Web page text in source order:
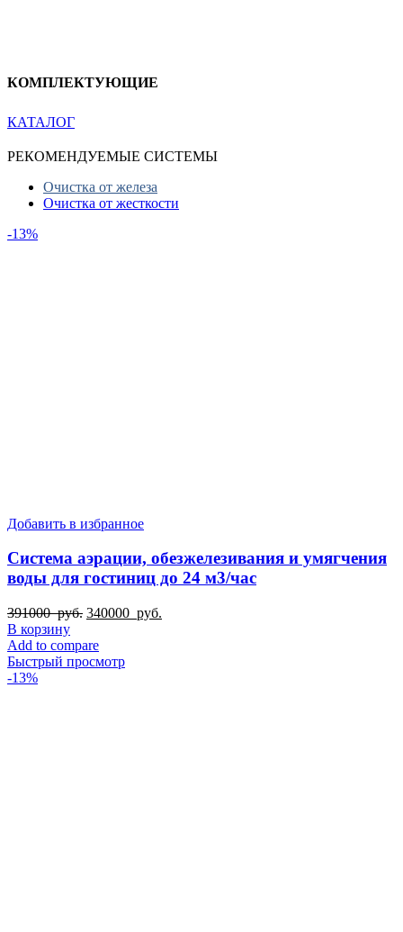
КОМПЛЕКТУЮЩИЕ
КАТАЛОГ
РЕКОМЕНДУЕМЫЕ СИСТЕМЫ
Очистка от железа
Очистка от жесткости
-13%
Добавить в избранное
Система аэрации, обезжелезивания и умягчения
воды для гостиниц до 24 м3/час
391000руб. Первоначальная
составляла
391000
340000 руб.
В корзину
Add to compare
Быстрый просмотр
-13%